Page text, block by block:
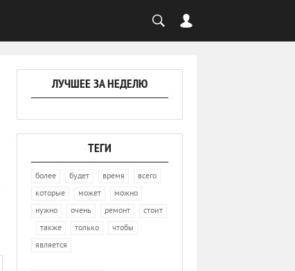
ЛУЧШЕЕ ЗА НЕДЕЛЮ
ТЕГИ
более будет время всего
которые может можно
нужно очень ремонт стоит
также только чтобы
является